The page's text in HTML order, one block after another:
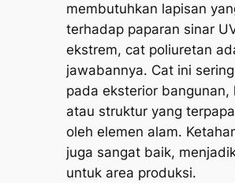
membutuhkan lapisan
terhadap paparan sinar
ekstrem, cat poliuretan
jawabannya. Cat ini
pada eksterior bangunan,
atau struktur yang
oleh elemen alam.
juga sangat baik,
untuk area produksi.